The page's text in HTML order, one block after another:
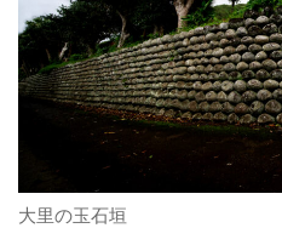
大里の玉石垣